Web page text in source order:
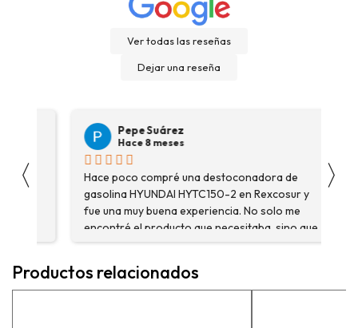
Ver todas las reseñas
Dejar una reseña
〈
Pepe Suárez
Hace 8 meses
Hace poco compré una destoconadora de
gasolina HYUNDAI HYTC150-2 en Rexcosur y
fue una muy buena experiencia. No solo me
encontré el producto que necesitaba, sino que
me asesoraron y explicaron con detalle para
más adecuada para mi trabajo. Salvador, la
persona con que estuve contactactanto me
〉
Productos relacionados